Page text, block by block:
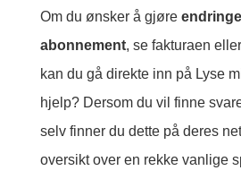
Om du ønsker å gjøre
abonnement, se fakturaen
kan du gå direkte inn på Lyse
hjelp? Dersom du vil finne
selv finner du dette på deres
oversikt over en rekke vanlige